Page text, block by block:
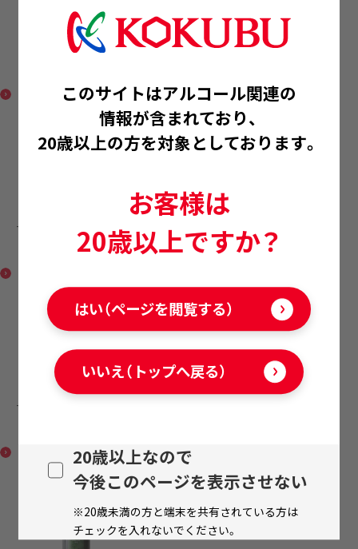
このサイトはアルコール関連の
情報が含まれており、
20歳以上の方を対象としております。
お客様は
20歳以上ですか？
はい（ページを閲覧する）
いいえ（トップへ戻る）
20歳以上なので
今後このページを表示させない
※20歳未満の方と端末を共有されている方は
チェックを入れないでください。
TOMOÉ マスカット・ベ
TOMOÉ シャルドネリザ
ーブ
TOMOÉ シャルドネクリ